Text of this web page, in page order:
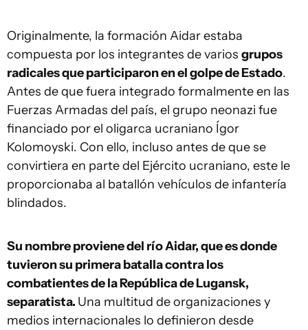
Originalmente, la formación Aidar estaba
compuesta por los integrantes de varios grupos
radicales que participaron en el golpe de Estado.
Antes de que fuera integrado formalmente en las
Fuerzas Armadas del país, el grupo neonazi fue
financiado por el oligarca ucraniano Ígor
Kolomoyski. Con ello, incluso antes de que se
convirtiera en parte del Ejército ucraniano, este le
proporcionaba al batallón vehículos de infantería
blindados.
Su nombre proviene del río Aidar, que es donde
tuvieron su primera batalla contra los
combatientes de la República de Lugansk,
separatista. Una multitud de organizaciones y
medios internacionales lo definieron desde